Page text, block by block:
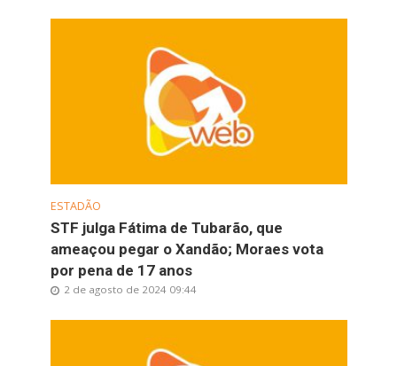
ESTADÃO
STF julga Fátima de Tubarão, que
ameaçou pegar o Xandão; Moraes vota
por pena de 17 anos
2 de agosto de 2024 09:44